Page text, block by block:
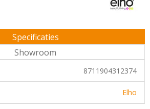
Specificaties
Showroom
8711904312374
Elho